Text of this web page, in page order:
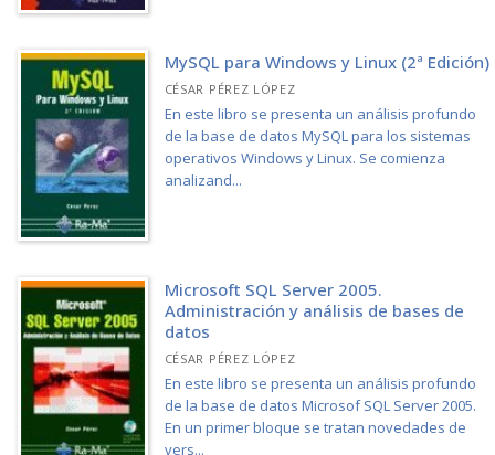
MySQL para Windows y Linux (2ª Edición)
CÉSAR PÉREZ LÓPEZ
En este libro se presenta un análisis profundo
de la base de datos MySQL para los sistemas
operativos Windows y Linux. Se comienza
analizand...
Microsoft SQL Server 2005.
Administración y análisis de bases de
datos
CÉSAR PÉREZ LÓPEZ
En este libro se presenta un análisis profundo
de la base de datos Microsof SQL Server 2005.
En un primer bloque se tratan novedades de
vers...